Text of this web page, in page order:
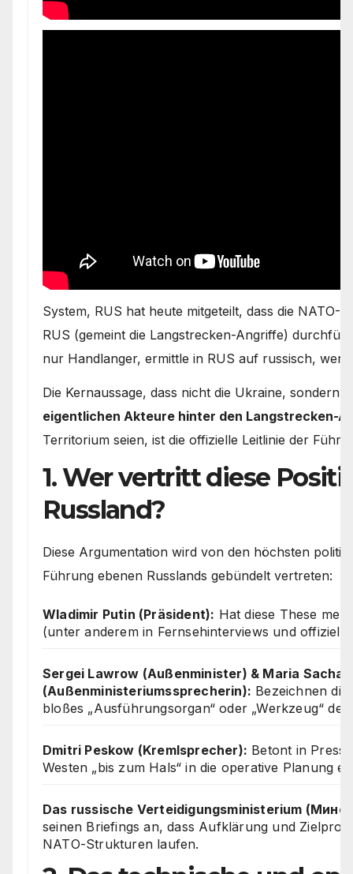
System, RUS hat heute mitgeteilt, dass die NATO-
RUS (gemeint die Langstrecken-Angriffe)
nur Handlanger, ermittle in RUS auf russisch, wer
Die Kernaussage, dass nicht die Ukraine, sondern
eigentlichen Akteure hinter den Langstrecken-
Territorium seien, ist die offizielle Leitlinie der
1. Wer vertritt diese
Russland?
Diese Argumentation wird von den höchsten
Führung ebenen Russlands gebündelt vertreten:
Wladimir Putin (Präsident): Hat diese These
(unter anderem in Fernsehinterviews und
Sergei Lawrow (Außenminister) & Maria
(Außenministeriumssprecherin): Bezeichnen
bloßes „Ausführungsorgan“ oder „Werkzeug“ des
Dmitri Peskow (Kremlsprecher): Betont in
Westen „bis zum Hals“ in die operative Planung
Das russische Verteidigungsministerium
seinen Briefings an, dass Aufklärung und
NATO-Strukturen laufen.